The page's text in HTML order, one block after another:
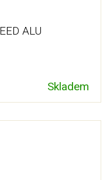
ALU
Skladem